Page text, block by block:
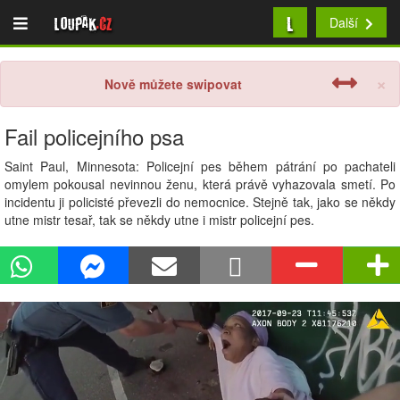
Loupak.cz L Další
×
Nově můžete swipovat
Fail policejního psa
Saint Paul, Minnesota: Policejní pes během pátrání po pachateli
omylem pokousal nevinnou ženu, která právě vyhazovala smetí. Po
incidentu ji policisté převezli do nemocnice. Stejně tak, jako se někdy
utne mistr tesař, tak se někdy utne i mistr policejní pes.